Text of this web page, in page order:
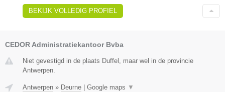
BEKIJK VOLLEDIG PROFIEL
CEDOR Administratiekantoor Bvba
Niet gevestigd in de plaats Duffel, maar wel in de provincie
Antwerpen.
Antwerpen » Deurne Google maps ▼